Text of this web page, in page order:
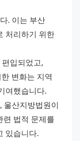
. 이는 부산
처리하기 위한
입되었고,
변화는 지역
여했습니다.
울산지방법원이
련 법적 문제를
있습니다.